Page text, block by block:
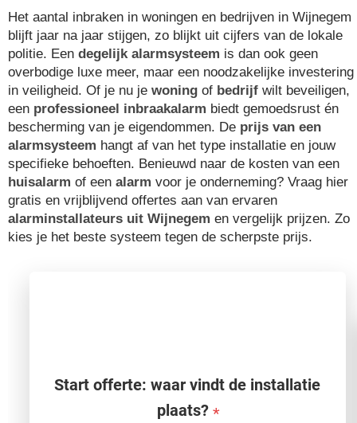
Het aantal inbraken in woningen en bedrijven in Wijnegem
blijft jaar na jaar stijgen, zo blijkt uit cijfers van de lokale
politie. Een degelijk alarmsysteem is dan ook geen
overbodige luxe meer, maar een noodzakelijke investering
in veiligheid. Of je nu je woning of bedrijf wilt beveiligen,
een professioneel inbraakalarm biedt gemoedsrust én
bescherming van je eigendommen. De prijs van een
alarmsysteem hangt af van het type installatie en jouw
specifieke behoeften. Benieuwd naar de kosten van een
huisalarm of een alarm voor je onderneming? Vraag hier
gratis en vrijblijvend offertes aan van ervaren
alarminstallateurs uit Wijnegem en vergelijk prijzen. Zo
kies je het beste systeem tegen de scherpste prijs.